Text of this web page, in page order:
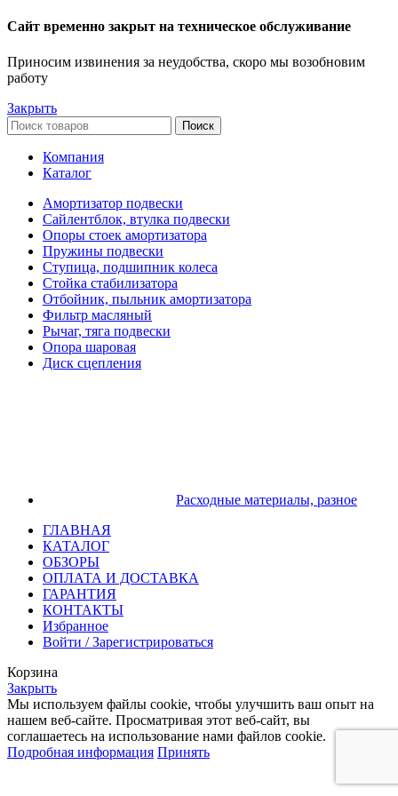
Сайт временно закрыт на техническое обслуживание
Приносим извинения за неудобства, скоро мы возобновим
работу
Закрыть
Поиск
Компания
Каталог
Амортизатор подвески
Сайлентблок, втулка подвески
Опоры стоек амортизатора
Пружины подвески
Ступица, подшипник колеса
Стойка стабилизатора
Отбойник, пыльник амортизатора
Фильтр масляный
Рычаг, тяга подвески
Опора шаровая
Диск сцепления
Расходные материалы, разное
ГЛАВНАЯ
КАТАЛОГ
ОБЗОРЫ
ОПЛАТА И ДОСТАВКА
ГАРАНТИЯ
КОНТАКТЫ
Избранное
Войти / Зарегистрироваться
Корзина
Закрыть
Мы используем файлы cookie, чтобы улучшить ваш опыт на
нашем веб-сайте. Просматривая этот веб-сайт, вы
соглашаетесь на использование нами файлов cookie.
Подробная информация Принять